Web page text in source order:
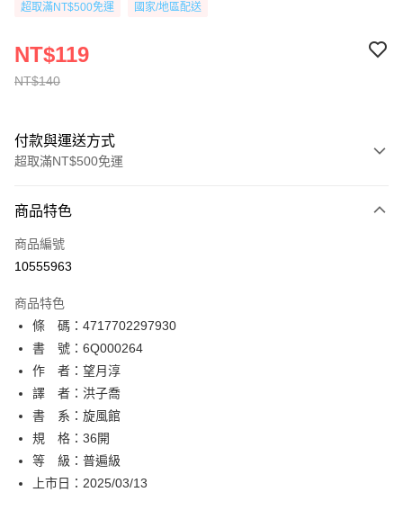
超取滿NT$500免運 國家/地區配送
NT$140
NT$119
付款與運送方式
超取滿NT$500免運
信用卡一次付款
超商取貨付款
相關說明
【關於「AFTEE先享後付」】
AFTEE先享後付是「在收到商品之後才付款」的支付方式。 讓您購物簡單
便利好安心！
１．簡單：不需註冊會員、不需綁卡、不需儲值。
２．便利：只要手機號碼，簡訊認證，即可結帳。
３．安心：先確認商品／服務後，再付款。
【「AFTEE先享後付」結帳流程】
１．於結帳方式選擇「AFTEE先享後付」後，將跳轉至「AFTEE先享後付」
結帳頁面，進行簡訊認證並確認金額後，即可完成結帳。
２．訂單成立數日內，您將收到繳費通知簡訊。
ATM付款
運送方式
全家取貨付款
每筆NT$80，滿NT$500(含以上)免運費
付款後全家取貨
商品特色
商品編號
10555963
商品特色
條 碼：4717702297930
書 號：6Q000264
作 者：望月淳
譯 者：洪子喬
書 系：旋風館
規 格：36開
等 級：普遍級
上市日：2025/03/13